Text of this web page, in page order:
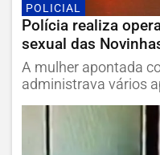
POLICIAL
Polícia realiza
sexual das
A mulher apontada
administrava vários